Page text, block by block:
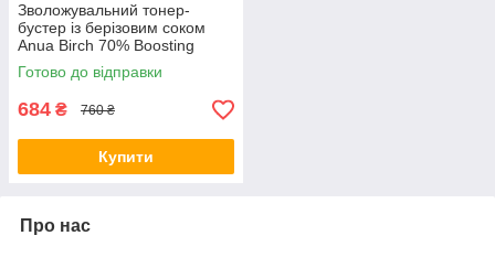
Зволожувальний тонер-
бустер із берізовим соком
Anua Birch 70% Boosting
Toner Moisture 250 мл
Готово до відправки
684 ₴ 760 ₴
Купити
Про нас